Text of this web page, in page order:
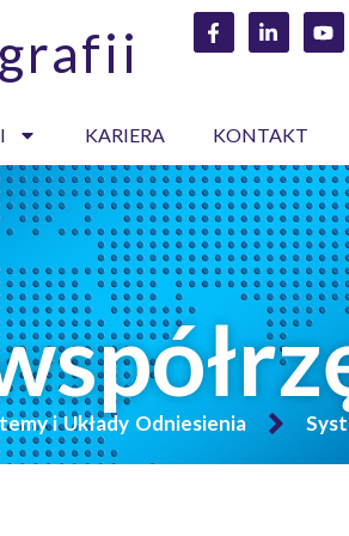
KARIERA KONTAKT
i Układy Odniesienia